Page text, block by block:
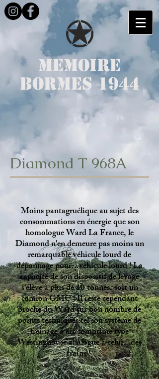
MEMOIRE
BORMES 1944
Diamond T 968A
Moins pantagruélique au sujet des
consommations en énergie que son
homologue Ward La France, le
Diamond n'en demeure pas moins un
remarquable véhicule lourd de
dépannage pour...véhicule lourd ! La
capacité de son dispositif de levage
s'élève à plus de 10 tonnes, soit un
camion GMC ! Il reste cependant
proche du Ward sur bon nombre de
points techniques tel son système de
freinage à air comprimé type
Westinghouse analogue à celui...des
trains !